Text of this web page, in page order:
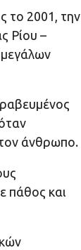
το 2001, την
Ρίου –
μεγάλων
άνθρωπο.
πάθος και